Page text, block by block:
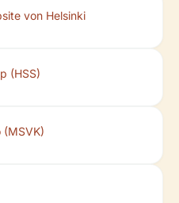
von Helsinki
(HSS)
(MSVK)